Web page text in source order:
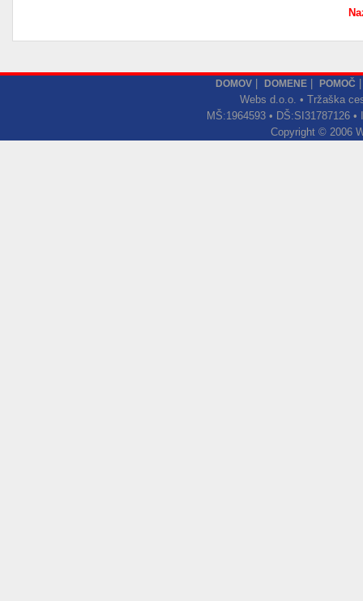
DOMOV DOMENE POMOČ
Webs d.o.o. • Tržaška
MŠ:1964593 • DŠ:SI31787126
Copyright © 2006